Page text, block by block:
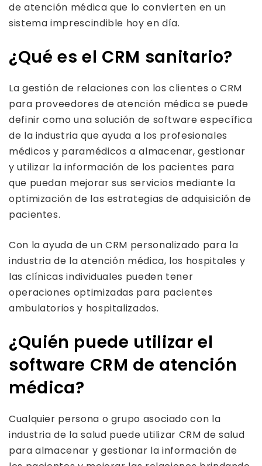
de atención médica que lo convierten en un
sistema imprescindible hoy en día.
¿Qué es el CRM sanitario?
La gestión de relaciones con los clientes o CRM
para proveedores de atención médica se puede
definir como una solución de software específica
de la industria que ayuda a los profesionales
médicos y paramédicos a almacenar, gestionar
y utilizar la información de los pacientes para
que puedan mejorar sus servicios mediante la
optimización de las estrategias de adquisición de
pacientes.
Con la ayuda de un CRM personalizado para la
industria de la atención médica, los hospitales y
las clínicas individuales pueden tener
operaciones optimizadas para pacientes
ambulatorios y hospitalizados.
¿Quién puede utilizar el
software CRM de atención
médica?
Cualquier persona o grupo asociado con la
industria de la salud puede utilizar CRM de salud
para almacenar y gestionar la información de